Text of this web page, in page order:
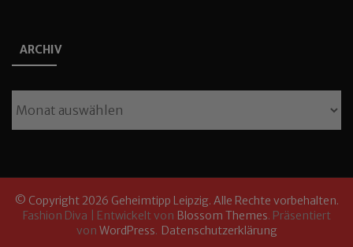
ARCHIV
© Copyright 2026 Geheimtipp Leipzig. Alle Rechte vorbehalten.
Fashion Diva | Entwickelt von Blossom Themes. Präsentiert
von WordPress. Datenschutzerklärung